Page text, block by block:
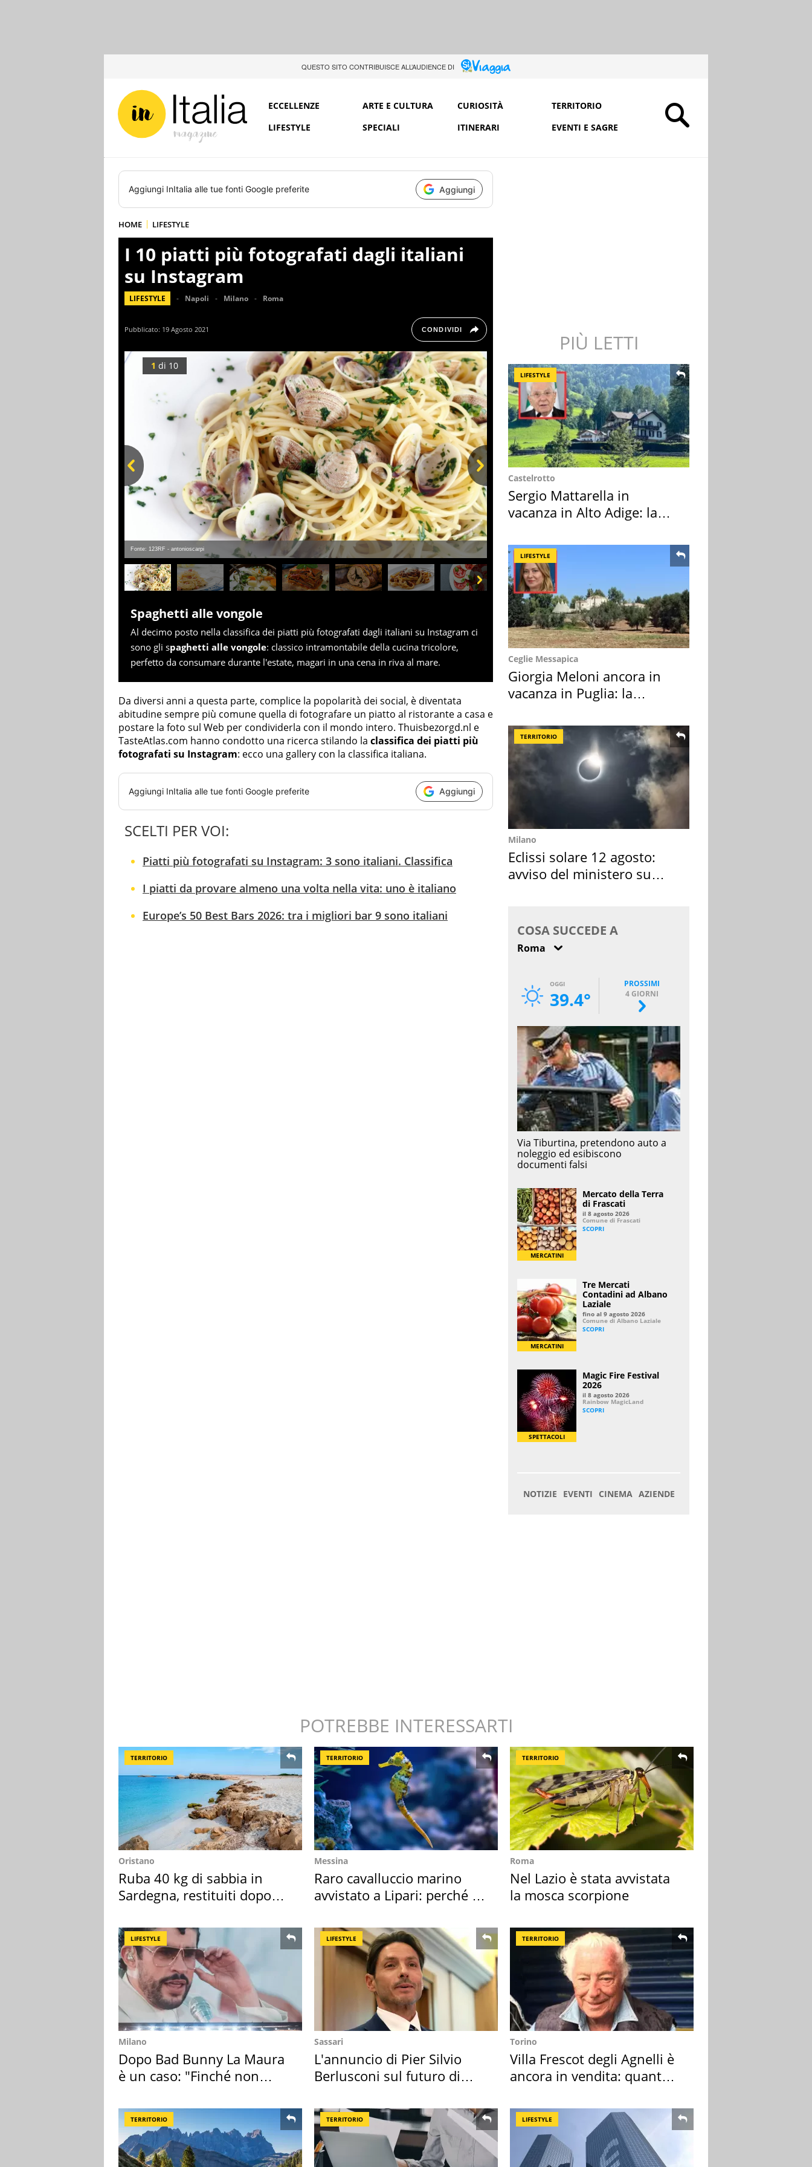
QUESTO SITO CONTRIBUISCE ALL’AUDIENCE DI
ECCELLENZE ARTE E CULTURA CURIOSITÀ
TERRITORIO
LIFESTYLE
SPECIALI ITINERARI EVENTI E SAGRE
Aggiungi InItalia alle tue fonti Google preferite Aggiungi
HOME LIFESTYLE
I 10 piatti più fotografati dagli italiani
su Instagram
LIFESTYLE Napoli Milano Roma
Pubblicato: 19 Agosto 2021 CONDIVIDI
Fonte: 123RF - antonioscarpi
Prev Next
1 di 10
Spaghetti alle vongole
Al decimo posto nella classifica dei piatti più fotografati dagli italiani su Instagram ci
sono gli spaghetti alle vongole: classico intramontabile della cucina tricolore,
perfetto da consumare durante l'estate, magari in una cena in riva al mare.
Da diversi anni a questa parte, complice la popolarità dei social, è diventata
abitudine sempre più comune quella di fotografare un piatto al ristorante a casa e
postare la foto sul Web per condividerla con il mondo intero. Thuisbezorgd.nl e
TasteAtlas.com hanno condotto una ricerca stilando la classifica dei piatti più
fotografati su Instagram: ecco una gallery con la classifica italiana.
Aggiungi InItalia alle tue fonti Google preferite Aggiungi
SCELTI PER VOI:
Piatti più fotografati su Instagram: 3 sono italiani. Classifica
I piatti da provare almeno una volta nella vita: uno è italiano
Europe’s 50 Best Bars 2026: tra i migliori bar 9 sono italiani
PIÙ LETTI
LIFESTYLE
Castelrotto
Sergio Mattarella in
vacanza in Alto Adige: la
LIFESTYLE
Ceglie Messapica
Giorgia Meloni ancora in
vacanza in Puglia: la
TERRITORIO
Milano
Eclissi solare 12 agosto:
avviso del ministero su
POTREBBE INTERESSARTI
TERRITORIO
Oristano
Ruba 40 kg di sabbia in
Sardegna, restituiti dopo
TERRITORIO
Messina
Raro cavalluccio marino
avvistato a Lipari: perché è
TERRITORIO
Roma
Nel Lazio è stata avvistata
la mosca scorpione
LIFESTYLE
Milano
Dopo Bad Bunny La Maura
è un caso: "Finché non
LIFESTYLE
Sassari
L'annuncio di Pier Silvio
Berlusconi sul futuro di
TERRITORIO
Torino
Villa Frescot degli Agnelli è
ancora in vendita: quanto
TERRITORIO TERRITORIO LIFESTYLE